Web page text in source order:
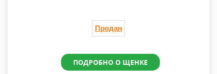
Продан
ПОДРОБНО О ЩЕНКЕ